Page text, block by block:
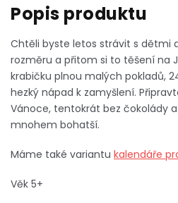
Chtěli byste letos strávit s dětmi
rozměru a přitom si to těšení na
krabičku plnou malých pokladů,
hezký nápad k zamyšlení.
Vánoce, tentokrát bez čokolády
mnohem bohatší.
Máme také variantu kalendáře
Věk 5+